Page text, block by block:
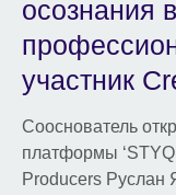
осознания
участник
Сооснователь
платформы
Producers Руслан